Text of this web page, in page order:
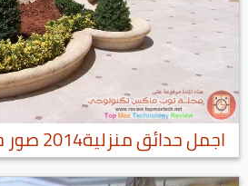
اجمل حدائق منزلية2014 صور حدائق جميلة 2015